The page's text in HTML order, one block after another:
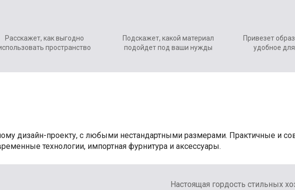
Расскажет, как выгодно
пространство
Подскажет, какой материал
подойдет под ваши нужды
Привезет
удобное
дизайн-проекту, с любыми нестандартными размерами. Практичные и
технологии, импортная фурнитура и аксессуары.
Настоящая гордость стильных